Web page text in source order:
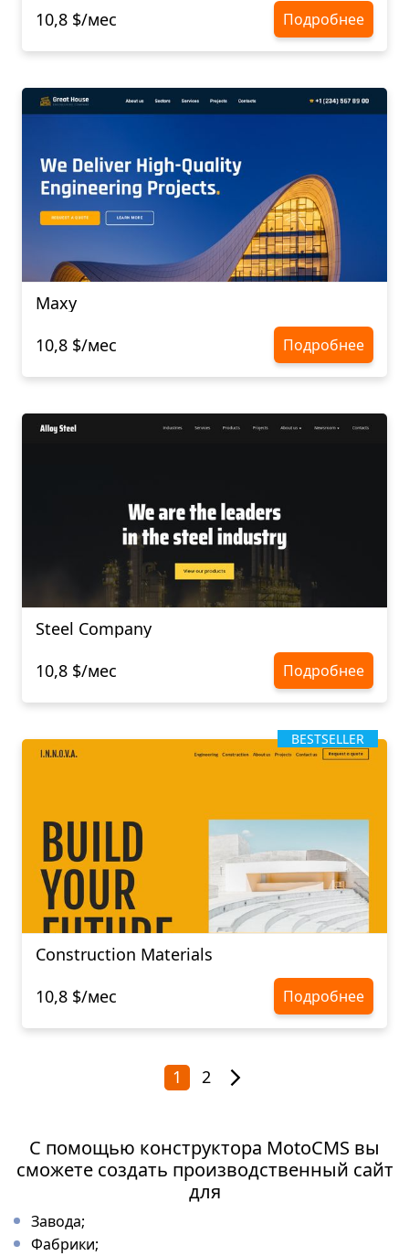
10,8 $/мес Подробнее
Maxy
10,8 $/мес
Подробнее
Steel Company
10,8 $/мес
Подробнее
BESTSELLER
Construction Materials
10,8 $/мес
Подробнее
1 2
С помощью конструктора MotoCMS вы
сможете создать производственный сайт
для
Завода;
Фабрики;